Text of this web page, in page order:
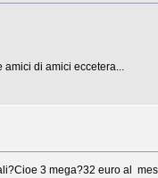
amici di amici eccetera...
3 mega?32 euro al